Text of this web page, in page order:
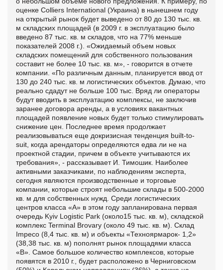
оценке Colliers International (Украина) в нынешнем году
на открытый рынок будет выведено от 80 до 130 тыс. кв.
м складских площадей (в 2009 г. в эксплуатацию было
введено 87 тыс. кв. м складов, что на 77% меньше
показателей 2008 г.). «Ожидаемый объем новых
складских помещений для собственного пользования
составит не более 10 тыс. кв. м», - говорится в отчете
компании. «По различным данным, планируется ввод от
130 до 240 тыс. кв. м логистических объектов. Думаю, что
реально сдадут не больше 100 тыс. Вряд ли операторы
будут вводить в эксплуатацию комплексы, не заключив
заранее договора аренды, а в условиях вакантных
площадей появление новых будет только стимулировать
снижение цен. Последнее время продолжает
реализовываться еще докризисная тенденция built-to-
suit, когда арендаторы определяются едва ли не на
проектной стадии, причем в объекте учитываются их
требования», - рассказывает И. Тимошик. Наиболее
активными заказчиками, по наблюдениям эксперта,
сегодня являются производственные и торговые
компании, которые строят небольшие склады в 500-2000
кв. м для собственных нужд. Среди логистических
центров класса «А» в этом году запланирована первая
очередь Kyiv Logistic Park (около15 тыс. кв. м), складской
комплекс Terminal Brovary (около 49 тыс. кв. м). Склад
Impeco (8,4 тыс. кв. м) и объекты «Техноярмарок- 1,2»
(38,38 тыс. кв. м) пополнят рынок площадями класса
«В». Самое большое количество комплексов, которые
появятся в 2010 г., будет расположено в Черниговском